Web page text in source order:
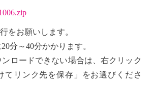
をお願いします。
分～40分かかります。
ロードできない場合は、右クリック
てリンク先を保存」をお選びくださ